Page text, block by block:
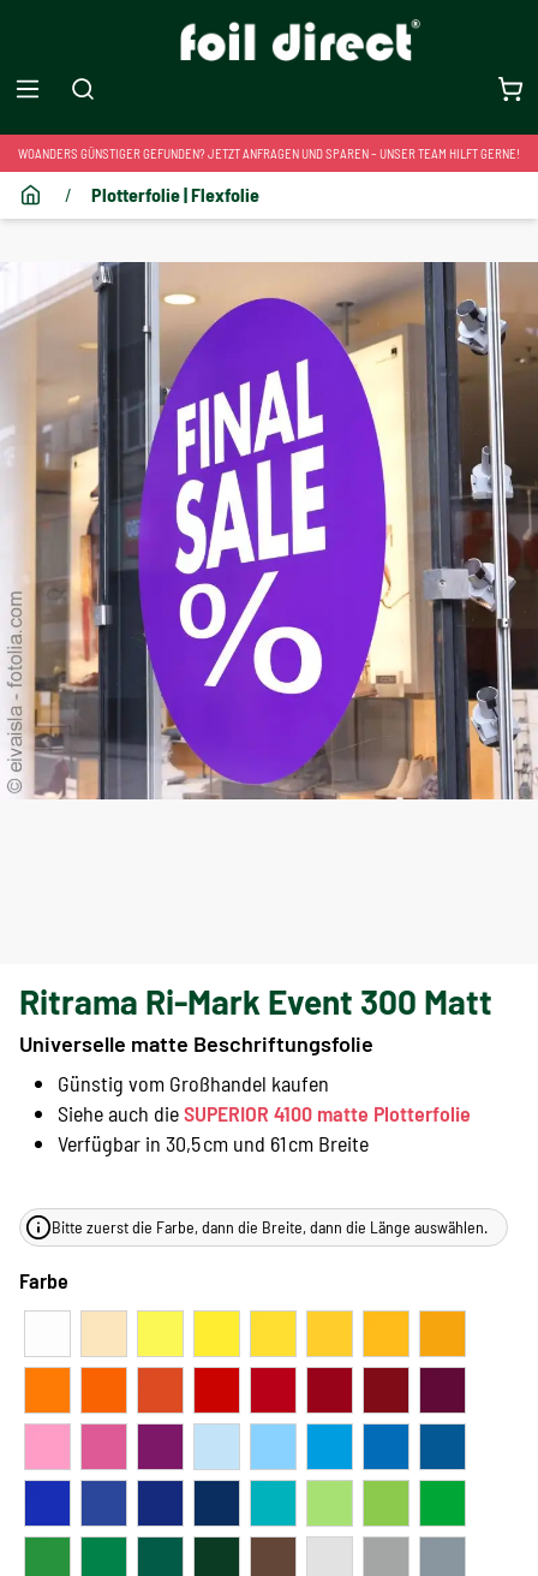
WOANDERS GÜNSTIGER GEFUNDEN? JETZT ANFRAGEN UND SPAREN – UNSER TEAM HILFT GERNE!
/ Plotterfolie | Flexfolie
Ritrama Ri-Mark Event 300 Matt
Universelle matte Beschriftungsfolie
Günstig vom Großhandel kaufen
Siehe auch dieSUPERIOR 4100 matte Plotterfolie
Verfügbar in 30,5 cm und 61 cm Breite
Bitte zuerst die Farbe, dann die Breite, dann die Länge auswählen.
Farbe